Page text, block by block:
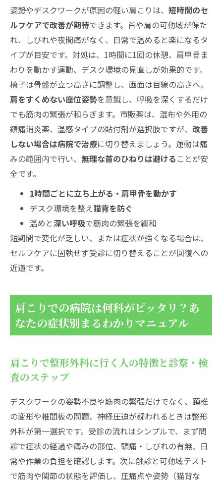
姿勢やデスクワークが原因の軽い肩こりは、 短時間のセ
ルフケアで改善が期待できます。首や肩の可動域が保た
れ、しびれや夜間痛がなく、日常で温めると楽になるタ
イプが目安です。対処は、1時間に1回の休憩、肩甲骨ま
わりを動かす運動、デスク環境の見直しが効果的です。
椅子は骨盤が立つ高さに調整し、画面は目線の高さへ。
肩をすくめない座位姿勢を意識し、呼吸を深くするだけ
でも筋肉の緊張が和らぎます。市販薬は、湿布や外用の
鎮痛消炎薬、温感タイプの貼付剤が選択肢ですが、 改善
しない場合は病院で治療に切り替えましょう。運動は痛
みの範囲内で行い、 無理な首のひねりは避ける ことが安
全です。
1時間ごとに立ち上がる・肩甲骨を動かす
デスク環境を整え猫背を防ぐ
温めと深い呼吸で筋肉の緊張を緩和
短期間で変化が乏しい、または症状が強くなる場合は、
セルフケアに固執せず受診に切り替えることが回復への
近道です。
肩こりでの病院は何科がピッタリ？あ
なたの症状別まるわかりマニュアル
肩こりで整形外科に行く人の特徴と診察・検
査のステップ
デスクワークの姿勢不良や筋肉の緊張だけでなく、頚椎
の変形や椎間板の問題、神経圧迫が疑われるときは整形
外科が第一選択です。受診の流れはシンプルで、まず問
診で症状の経過や痛みの部位、頭痛・しびれの有無、日
常や作業の負担を確認します。次に触診と可動域テスト
で筋肉や関節の状態を評価し、圧痛点や姿勢（猫背な